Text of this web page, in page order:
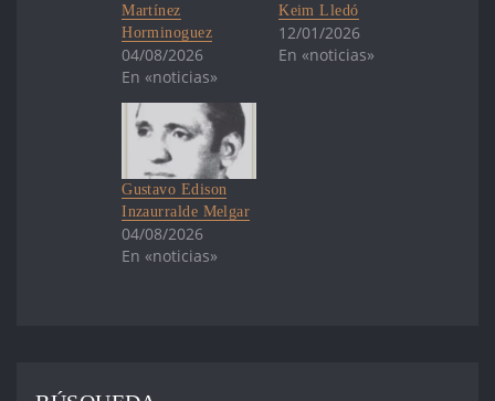
Martínez
Horminoguez
04/08/2026
En «noticias»
Keim Lledó
12/01/2026
En «noticias»
Gustavo Edison
Inzaurralde Melgar
04/08/2026
En «noticias»